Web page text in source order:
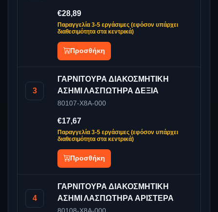
€28,89
Παραγγελία 3-5 εργάσιμες (εφόσον υπάρχει
διαθεσιμότητα στα κεντρικά)
Προσθήκη
3
ΓΑΡΝΙΤΟΥΡΑ ΔΙΑΚΟΣΜΗΤΙΚΗ
ΑΣΗΜΙ ΛΑΣΠΩΤΗΡΑ ΔΕΞΙΑ
80107-X8A-000
€17,67
Παραγγελία 3-5 εργάσιμες (εφόσον υπάρχει
διαθεσιμότητα στα κεντρικά)
Προσθήκη
4
ΓΑΡΝΙΤΟΥΡΑ ΔΙΑΚΟΣΜΗΤΙΚΗ
ΑΣΗΜΙ ΛΑΣΠΩΤΗΡΑ ΑΡΙΣΤΕΡΑ
80108-X8A-000